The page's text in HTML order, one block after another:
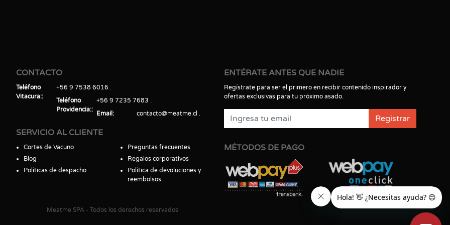
CONTACTO
Teléfono
Vitacura:
+56 9 7538 6016
Teléfono
Providencia:
+56 9 7235 7683
Email
contacto@meatme.cl
SERVICIO AL CLIENTE
Cortes de Vacuno
Blog
Políticas de despacho
Preguntas frecuentes
Regalos corporativos
Política de devoluciones y
reembolsos
ENTÉRATE ANTES QUE NADIE
Regístrate para ser el primero en recibir contenido inspirador y
ofertas exclusivas para tu próximo asado.
Registrar
MÉTODOS DE PAGO
Meatme SPA - Todos los derechos reservados